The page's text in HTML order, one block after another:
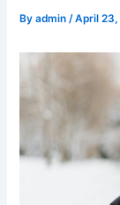
Byadmin/April 23,